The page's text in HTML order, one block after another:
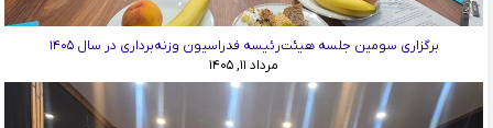
برگزاری سومین جلسه هیئت‌رئیسه فدراسیون وزنه‌برداری در سال ۱۴۰۵
مرداد ۱۱, ۱۴۰۵